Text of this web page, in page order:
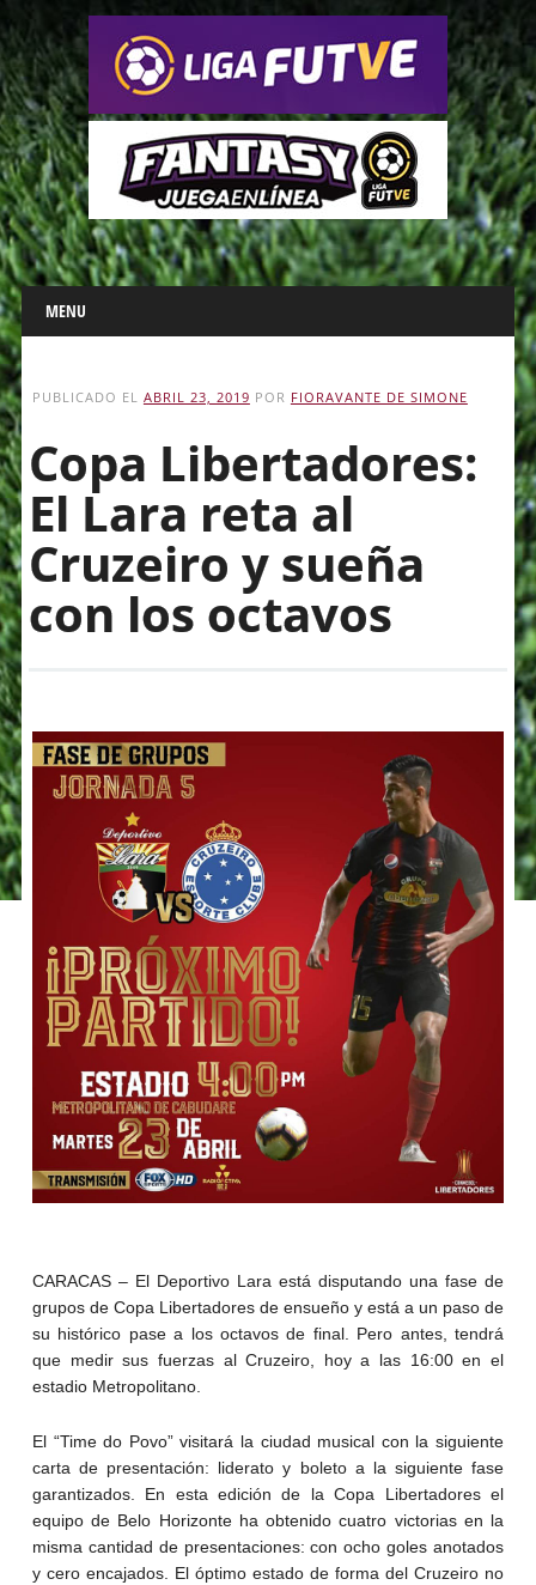
Main menu
Skip
to
content
MENU
PUBLICADO EL ABRIL 23, 2019 POR FIORAVANTE DE SIMONE
Copa Libertadores:
El Lara reta al
Cruzeiro y sueña
con los octavos
CARACAS – El Deportivo Lara está disputando una fase de
grupos de Copa Libertadores de ensueño y está a un paso de
su histórico pase a los octavos de final. Pero antes, tendrá
que medir sus fuerzas al Cruzeiro, hoy a las 16:00 en el
estadio Metropolitano.
El “Time do Povo” visitará la ciudad musical con la siguiente
carta de presentación: liderato y boleto a la siguiente fase
garantizados. En esta edición de la Copa Libertadores el
equipo de Belo Horizonte ha obtenido cuatro victorias en la
misma cantidad de presentaciones: con ocho goles anotados
y cero encajados. El óptimo estado de forma del Cruzeiro no